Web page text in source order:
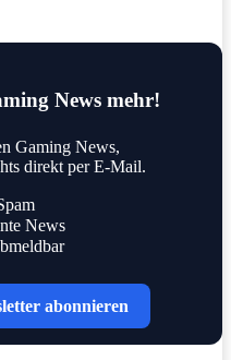
News mehr!
Gaming News,
direkt per E-Mail.
News
abonnieren